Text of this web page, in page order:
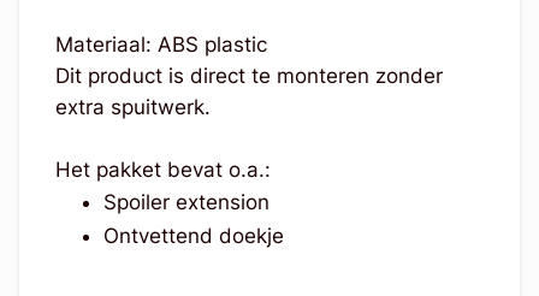
Materiaal: ABS plastic
Dit product is direct te monteren zonder
extra spuitwerk.
Het pakket bevat o.a.:
Spoiler extension
Ontvettend doekje